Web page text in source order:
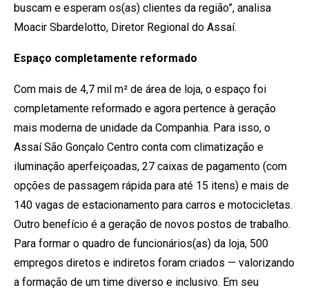
buscam e esperam os(as) clientes da região”, analisa
Moacir Sbardelotto, Diretor Regional do Assaí.
Espaço completamente reformado
Com mais de 4,7 mil m² de área de loja, o espaço foi
completamente reformado e agora pertence à geração
mais moderna de unidade da Companhia. Para isso, o
Assaí São Gonçalo Centro conta com climatização e
iluminação aperfeiçoadas, 27 caixas de pagamento (com
opções de passagem rápida para até 15 itens) e mais de
140 vagas de estacionamento para carros e motocicletas.
Outro benefício é a geração de novos postos de trabalho.
Para formar o quadro de funcionários(as) da loja, 500
empregos diretos e indiretos foram criados — valorizando
a formação de um time diverso e inclusivo. Em seu